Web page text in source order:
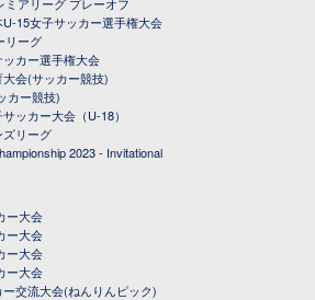
15女子サッカー選手権大会
リーグ
カー選手権大会
会(サッカー競技)
カー競技)
ッカー大会（U-18）
リーグ
2023 - Invitational
ー大会
ー大会
ー大会
ー大会
交流大会(ねんりんピック)